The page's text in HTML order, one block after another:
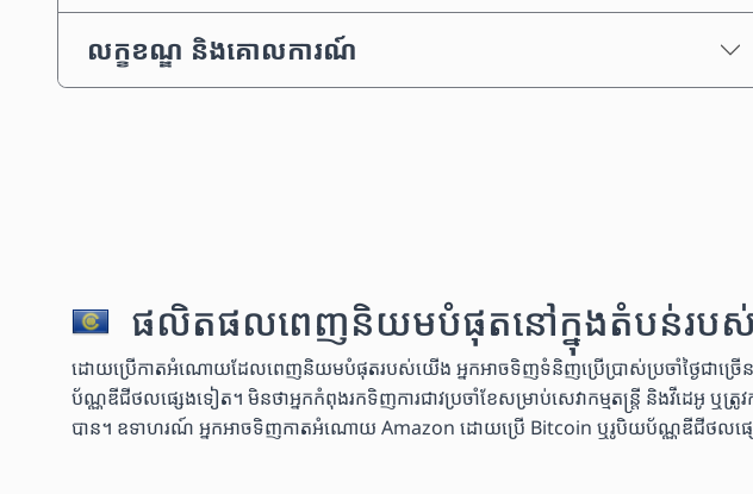
លក្ខខណ្ឌ និងគោលការណ៍
ផលិតផលពេញនិយមបំផុតនៅក្នុងតំបន់របស់
ដោយប្រើកាតអំណោយដែលពេញនិយមបំផុតរបស់យើង អ្នកអាចទិញទំនិញប្រើប្រាស់ប្រចាំថ្ងៃជាច្រ
ប័ណ្ណឌីជីថលផ្សេងទៀត។ មិនថាអ្នកកំពុងរកទិញការជាវប្រចាំខែសម្រាប់សេវាកម្មតន្ត្រី និងវីដេអូ ឬ
បាន។ ឧទាហរណ៍ អ្នកអាចទិញកាតអំណោយ Amazon ដោយប្រើ Bitcoin ឬរូបិយប័ណ្ណឌីជីថលផ្សេង